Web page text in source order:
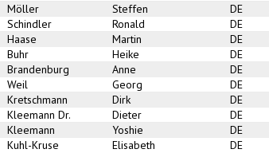
Möller Steffen DE
Schindler Ronald DE
Haase Martin DE
Buhr Heike DE
Brandenburg Anne DE
Weil Georg DE
Kretschmann Dirk DE
Kleemann Dr. Dieter DE
Kleemann Yoshie DE
Kuhl-Kruse Elisabeth DE